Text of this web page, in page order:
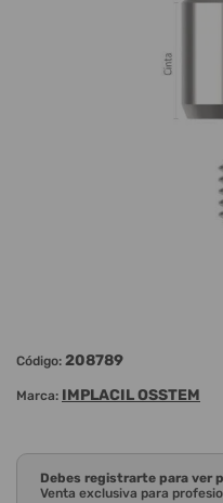
Código: 208789
Marca: IMPLACIL OSSTEM
Debes registrarte para ver
Venta exclusiva para